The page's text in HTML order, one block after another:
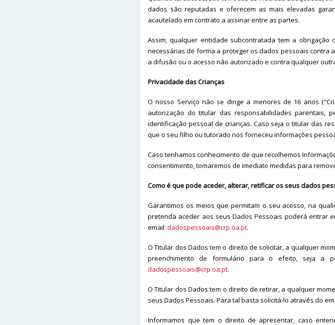
dados são reputadas e oferecem as mais elevadas
acautelado em contrato a assinar entre as partes.
Assim, qualquer entidade subcontratada tem a
necessárias de forma a proteger os dados pessoais contra
a difusão ou o acesso não autorizado e contra qualquer
Privacidade das Crianças
O nosso Serviço não se dirige a menores de 16 anos
autorização do titular das responsabilidades parentais,
identificação pessoal de crianças. Caso seja o titular das
que o seu filho ou tutorado nos forneceu informações
Caso tenhamos conhecimento de que recolhemos
consentimento, tomaremos de imediato medidas para
Como é que pode aceder, alterar, retificar os seus dados
Garantimos os meios que permitam o seu acesso, na
pretenda aceder aos seus Dados Pessoais poderá entrar
email: dadospessoais@crp.oa.pt.
O Titular dos Dados tem o direito de solicitar, a qualquer
preenchimento de formulário para o efeito, seja a
dadospessoais@crp.oa.pt.
O Titular dos Dados tem o direito de retirar, a qualquer
seus Dados Pessoais. Para tal basta solicitá-lo através do
Informamos que tem o direito de apresentar, caso